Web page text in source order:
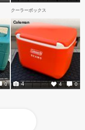
0
クーラーボックス
Coleman
4 0
4